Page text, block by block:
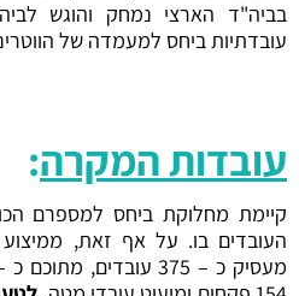
בביה"ד הארצי נמחק והוגש
עובדתיות ביחס למעמדה של
עובדות המקרה:
קיימת מחלוקת ביחס למספרם
העובדים בו. על אף זאת,